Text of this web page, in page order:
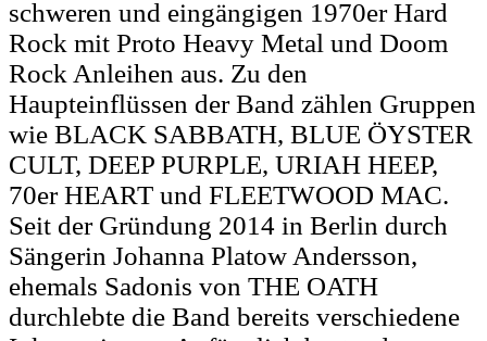
schweren und eingängigen 1970er Hard
Rock mit Proto Heavy Metal und Doom
Rock Anleihen aus. Zu den
Haupteinflüssen der Band zählen Gruppen
wie BLACK SABBATH, BLUE ÖYSTER
CULT, DEEP PURPLE, URIAH HEEP,
70er HEART und FLEETWOOD MAC.
Seit der Gründung 2014 in Berlin durch
Sängerin Johanna Platow Andersson,
ehemals Sadonis von THE OATH
durchlebte die Band bereits verschiedene